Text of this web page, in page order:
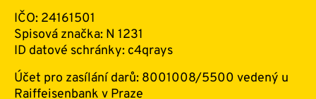
IČO: 24161501
Spisová značka: N 1231
ID datové schránky: c4qrays
Účet pro zasílání darů: 8001008/5500 vedený u
Raiffeisenbank v Praze